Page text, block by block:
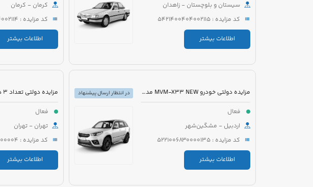
سیستان و بلوچستان - زاهدان
کد مزایده : 5421400404002115
اطلاعات بیشتر
کرمان - کرمان
کد مزایده : 5421400404002114
اطلاعات بیشتر
مزایده دولتی خودرو MVM-X33 NEW مدل 1394 رنگ سفید
فعال
اردبیل - مشگین‌شهر
کد مزایده : 5221006830000135
اطلاعات بیشتر
در انتظار ارسال پیشنهاد
فعال
تهران - تهران
کد مزایده : 5121001495000004
اطلاعات بیشتر